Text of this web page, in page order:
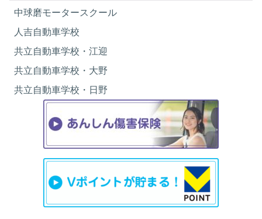
中球磨モータースクール
人吉自動車学校
共立自動車学校・江迎
共立自動車学校・大野
共立自動車学校・日野